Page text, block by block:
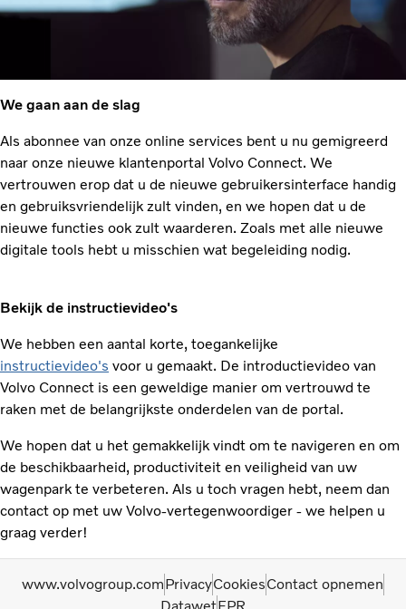
We gaan aan de slag
Als abonnee van onze online services bent u nu gemigreerd
naar onze nieuwe klantenportal Volvo Connect. We
vertrouwen erop dat u de nieuwe gebruikersinterface handig
en gebruiksvriendelijk zult vinden, en we hopen dat u de
nieuwe functies ook zult waarderen. Zoals met alle nieuwe
digitale tools hebt u misschien wat begeleiding nodig.
Bekijk de instructievideo's
We hebben een aantal korte, toegankelijke
instructievideo's voor u gemaakt. De introductievideo van
Volvo Connect is een geweldige manier om vertrouwd te
raken met de belangrijkste onderdelen van de portal.
We hopen dat u het gemakkelijk vindt om te navigeren en om
de beschikbaarheid, productiviteit en veiligheid van uw
wagenpark te verbeteren. Als u toch vragen hebt, neem dan
contact op met uw Volvo-vertegenwoordiger - we helpen u
graag verder!
www.volvogroup.comPrivacyCookiesContact opnemen
DatawetEPR